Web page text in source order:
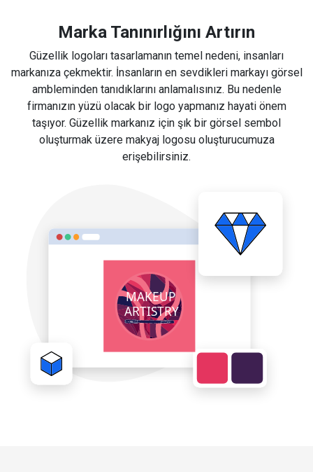
Marka Tanınırlığını Artırın
Güzellik logoları tasarlamanın temel nedeni, insanları
markanıza çekmektir. İnsanların en sevdikleri markayı görsel
ambleminden tanıdıklarını anlamalısınız. Bu nedenle
firmanızın yüzü olacak bir logo yapmanız hayati önem
taşıyor. Güzellik markanız için şık bir görsel sembol
oluşturmak üzere makyaj logosu oluşturucumuza
erişebilirsiniz.